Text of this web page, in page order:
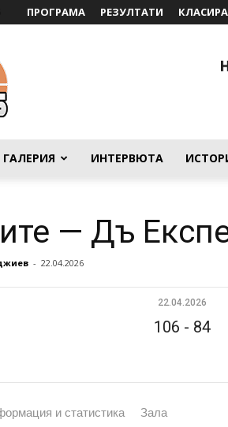
ПРОГРАМА РЕЗУЛТАТИ
ГАЛЕРИЯ ИНТЕРВЮТА
— Дъ
- 22.04.2026
22.04.2026
106 - 84
и статистика Зала